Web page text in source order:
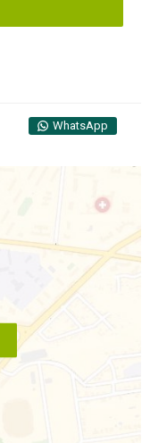
WhatsApp